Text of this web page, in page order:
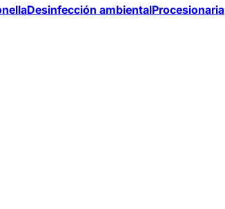
Desinfección ambientalProcesionaria